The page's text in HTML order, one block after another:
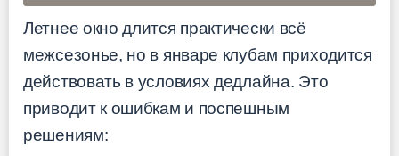
Летнее окно длится практически всё
межсезонье, но в январе клубам приходится
действовать в условиях дедлайна. Это
приводит к ошибкам и поспешным
решениям: